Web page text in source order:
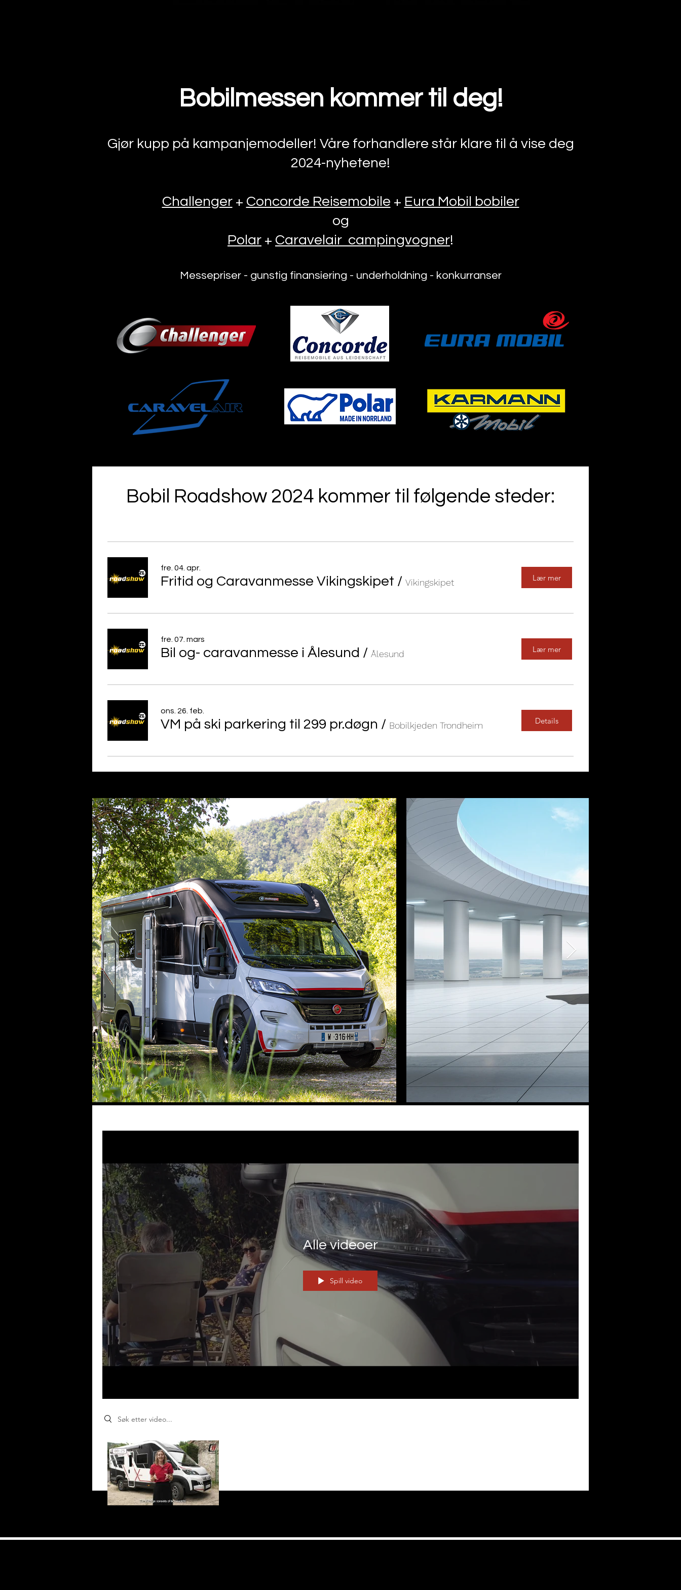
Bobilmessen kommer til deg!
Gjør kupp på kampanjemodeller! Våre forhandlere står klare til å vise deg
2024-nyhetene!
Challenger+ Concorde Reisemobile + Eura Mobil bobiler
og
Polar + Caravelair campingvogner!
Messepriser - gunstig finansiering - underholdning - konkurranser
Bobil Roadshow 2024 kommer til følgende steder:
fre. 04. apr.
Fritid og Caravanmesse Vikingskipet / Vikingskipet Lær mer
fre. 07. mars
Bil og- caravanmesse i Ålesund / Ålesund Lær mer
ons. 26. feb.
VM på ski parkering til 299 pr.døgn / Bobilkjeden Trondheim Details
Alle videoer
Spill video
Search videos